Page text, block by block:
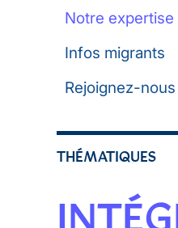
Notre expertise
Infos migrants
Rejoignez-nous
THÉMATIQUES